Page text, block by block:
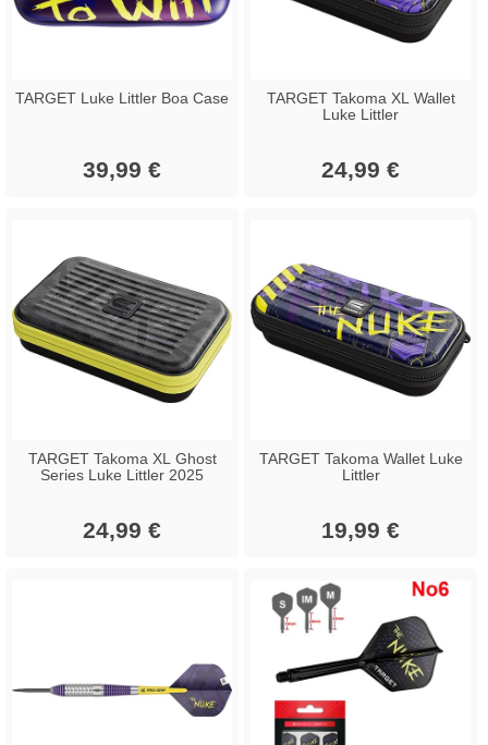
TARGET Luke Littler Boa Case
39,99 €
TARGET Takoma XL Wallet
Luke Littler
24,99 €
TARGET Takoma XL Ghost
Series Luke Littler 2025
24,99 €
TARGET Takoma Wallet Luke
Littler
19,99 €